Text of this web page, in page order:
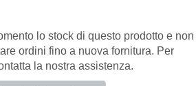
lo stock di questo prodotto e non
ordini fino a nuova fornitura. Per
la nostra assistenza.